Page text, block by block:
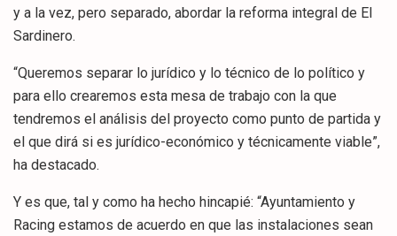
y a la vez, pero separado, abordar la reforma integral de El
Sardinero.
“Queremos separar lo jurídico y lo técnico de lo político y
para ello crearemos esta mesa de trabajo con la que
tendremos el análisis del proyecto como punto de partida y
el que dirá si es jurídico-económico y técnicamente viable”,
ha destacado.
Y es que, tal y como ha hecho hincapié: “Ayuntamiento y
Racing estamos de acuerdo en que las instalaciones sean